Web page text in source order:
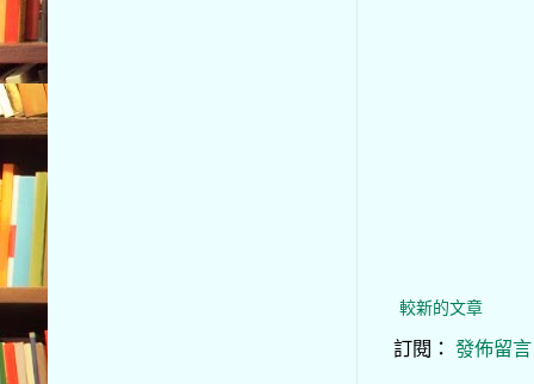
較新的文章
訂閱： 發佈留